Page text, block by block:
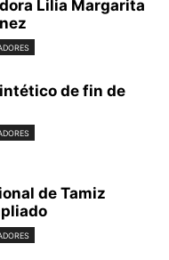
Lilia Margarita
de fin de
de Tamiz